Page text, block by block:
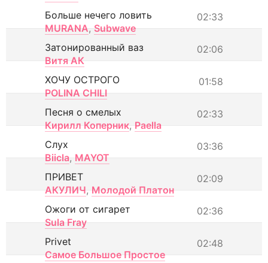
02:33
Больше нечего ловить
MURANA, Subwave
02:06
Затонированный ваз
Витя АК
01:58
ХОЧУ ОСТРОГО
POLINA CHILI
02:33
Песня о смелых
Кирилл Коперник, Paella
03:36
Слух
Biicla, MAYOT
02:09
ПРИВЕТ
АКУЛИЧ, Молодой Платон
02:36
Ожоги от сигарет
Sula Fray
02:48
Privet
Самое Большое Простое